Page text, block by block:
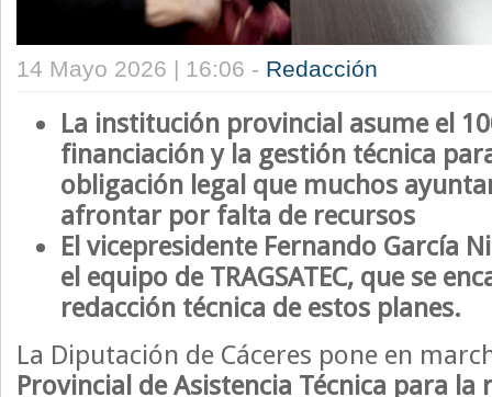
14 Mayo 2026 | 16:06 - Redacción
La institución provincial asume el
financiación y la gestión técnica
obligación legal que muchos
afrontar por falta de recursos
El vicepresidente Fernando García
el equipo de TRAGSATEC, que se
redacción técnica de estos planes.
La Diputación de Cáceres pone en
Provincial de Asistencia Técnica para la